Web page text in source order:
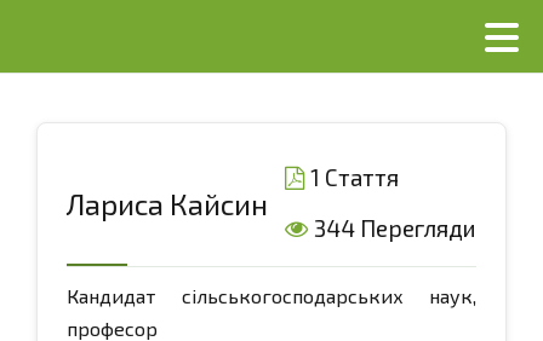
Лариса Кайсин
1 Стаття
344 Перегляди
Кандидат сільськогосподарських наук,
професор